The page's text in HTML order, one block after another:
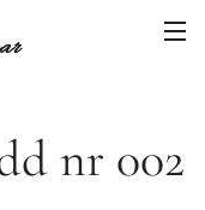
nr 002